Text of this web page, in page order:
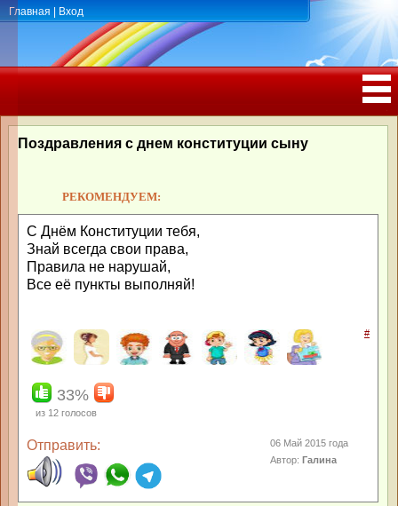
Главная Вход
РОЖДЕНИЯ, ЮБИЛЕЕМ
Поздравления с днем конституции сыну
РЕКОМЕНДУЕМ:
С Днём Конституции тебя,
Знай всегда свои права,
Правила не нарушай,
Все её пункты выполняй!
#
33%
из 12 голосов
Отправить:
06 Май 2015 года
Автор:Галина